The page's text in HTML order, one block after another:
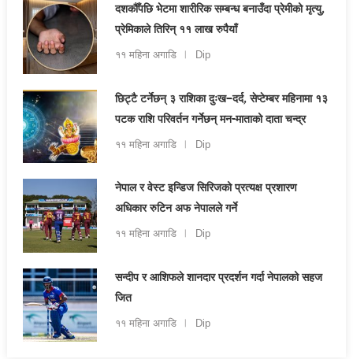
दशकौँपछि भेटमा शारीरिक सम्बन्ध बनाउँदा प्रेमीको मृत्यु,
प्रेमिकाले तिरिन् ११ लाख रुपैयाँ
११ महिना अगाडि Dip
छिट्टै टर्नेछन् ३ राशिका दुःख–दर्द, सेप्टेम्बर महिनामा १३
पटक राशि परिवर्तन गर्नेछन् मन-माताको दाता चन्द्र
११ महिना अगाडि Dip
नेपाल र वेस्ट इन्डिज सिरिजको प्रत्यक्ष प्रशारण
अधिकार रुटिन अफ नेपालले गर्ने
११ महिना अगाडि Dip
सन्दीप र आशिफले शानदार प्रदर्शन गर्दा नेपालको सहज
जित
११ महिना अगाडि Dip